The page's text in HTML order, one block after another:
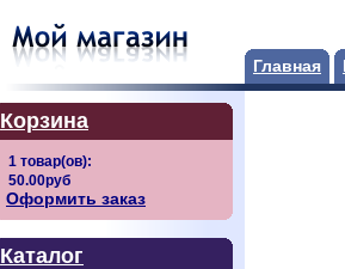
Главная
Корзина
Оформить заказ
Каталог